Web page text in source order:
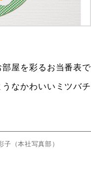
屋を彩るお当番表で
なかわいいミツバチ
（本社写真部）